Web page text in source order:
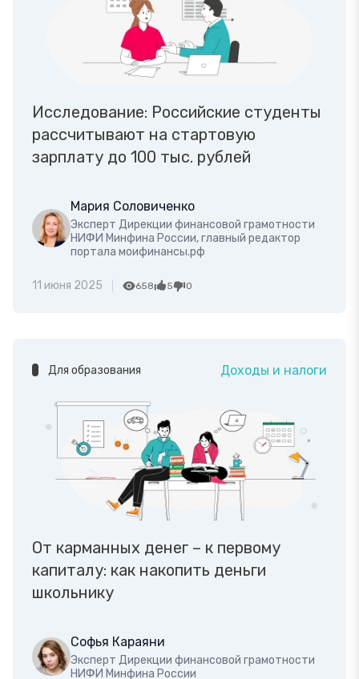
Исследование: Российские студенты
рассчитывают на стартовую
зарплату до 100 тыс. рублей
Мария Соловиченко
Эксперт Дирекции финансовой грамотности
НИФИ Минфина России, главный редактор
портала моифинансы.рф
11 июня 2025 658 5 0
Для образования Доходы и налоги
От карманных денег – к первому
капиталу: как накопить деньги
школьнику
Софья Караяни
Эксперт Дирекции финансовой грамотности
НИФИ Минфина России